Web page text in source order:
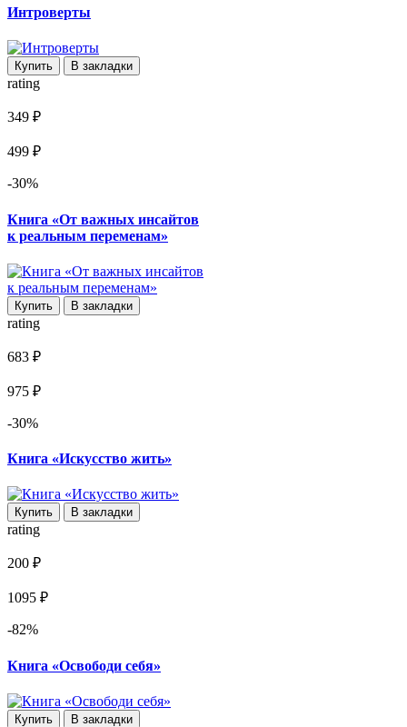
Интроверты
Купить В закладки
rating
349 ₽
499 ₽
-30%
Книга «От важных инсайтов
к реальным переменам»
Купить В закладки
rating
683 ₽
975 ₽
-30%
Книга «Искусство жить»
Купить В закладки
rating
200 ₽
1095 ₽
-82%
Книга «Освободи себя»
Купить В закладки